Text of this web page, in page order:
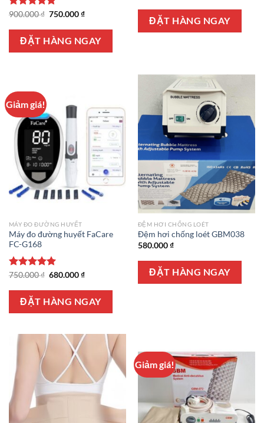
Được xếp
5 sao
900.000₫ Giá
là:
900.000 ₫.
750.000₫Giá
tại
là:
750.000 ₫.
ĐẶT HÀNG NGAY
ĐẶT HÀNG NGAY
Giảm giá!
MÁY ĐO ĐƯỜNG HUYẾT
Máy đo đường huyết FaCare
FC-G168
Được xếp
5 sao
750.000₫ Giá
là:
750.000 ₫.
680.000₫Giá
tại
là:
680.000 ₫.
ĐẶT HÀNG NGAY
ĐỆM HƠI CHỐNG LOÉT
Đệm hơi chống loét GBM038
580.000₫
ĐẶT HÀNG NGAY
Giảm giá!